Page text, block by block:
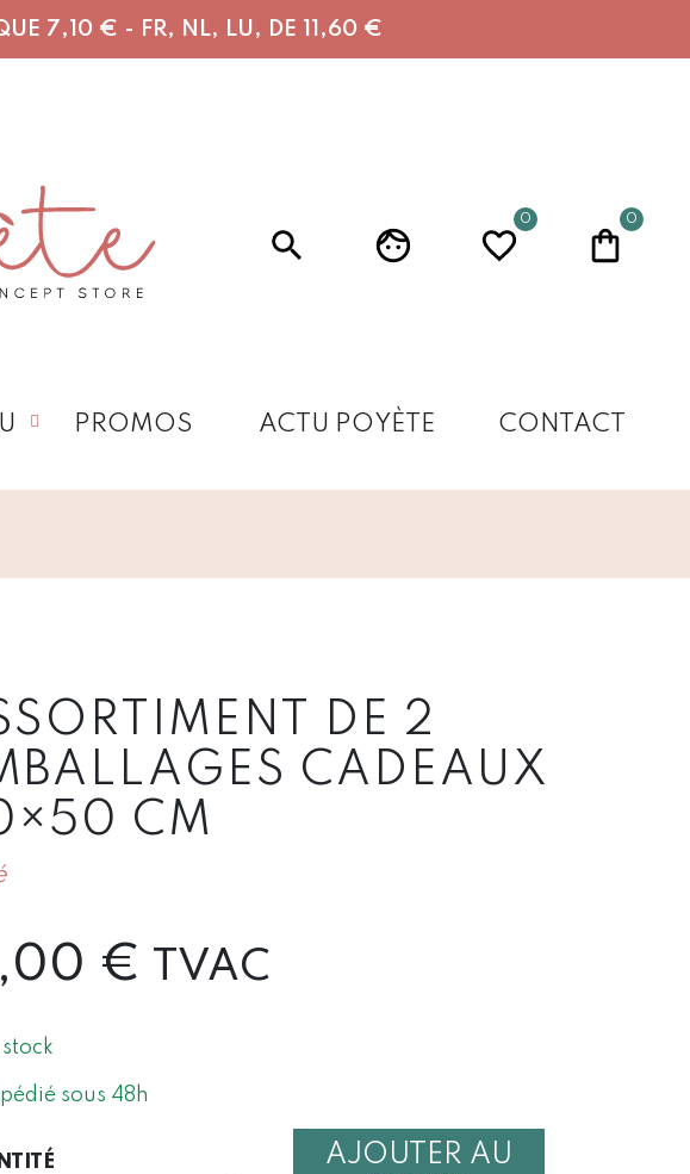
7,10 € - FR, NL, LU, DE 11,60 €
0 0
PROMOS ACTU POYÈTE CONTACT
DE 2
CADEAUX
CM
€ TVAC
stock
sous 48h
AJOUTER AU